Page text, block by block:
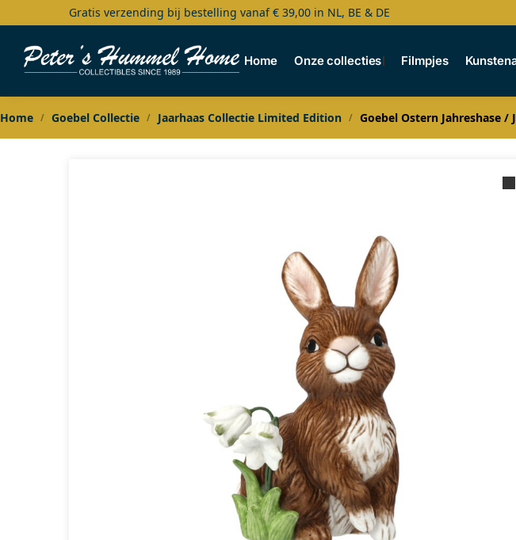
Gratis verzending bij bestelling vanaf € 39,00 in NL, BE & DE
Home Onze collecties Filmpjes
Search
Home / Goebel Collectie / Jaarhaas Collectie Limited Edition / Goebel Ostern Jahreshase /